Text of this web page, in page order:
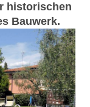
historischen
Bauwerk.